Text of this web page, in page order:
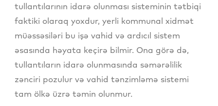
tullantılarının idarə olunması sisteminin tətbiqi
faktiki olaraq yoxdur, yerli kommunal xidmət
müəssəsiləri bu işə vahid və ardıcıl sistem
əsasında həyata keçirə bilmir. Ona görə də,
tullantıların idarə olunmasında səmərəlilik
zənciri pozulur və vahid tənzimləmə sistemi
tam ölkə üzrə təmin olunmur.